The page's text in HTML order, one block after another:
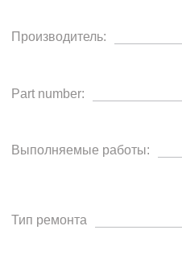
Производитель:
Part number:
Выполняемые работы:
Тип ремонта